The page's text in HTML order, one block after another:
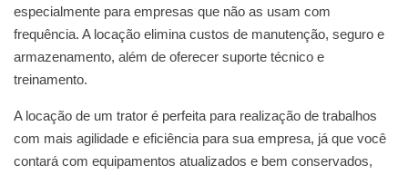
especialmente para empresas que não as usam com
frequência. A locação elimina custos de manutenção, seguro e
armazenamento, além de oferecer suporte técnico e
treinamento.
A locação de um trator é perfeita para realização de trabalhos
com mais agilidade e eficiência para sua empresa, já que você
contará com equipamentos atualizados e bem conservados,